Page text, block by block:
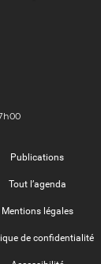
Août avec
19h00 et
- 19H
Publications
Tout l’agenda
Mentions légales
de confidentialité